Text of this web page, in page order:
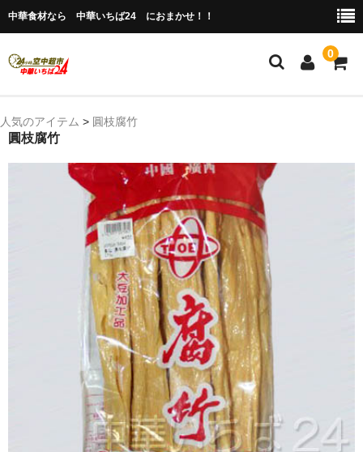
中華食材なら 中華いちば24 におまかせ！！
0
ホーム
人気のアイテム
商品ジャンル別
冷凍 肉類＆点心
冷蔵 惣菜＆食品
人気のアイテム > 圓枝腐竹
圓枝腐竹